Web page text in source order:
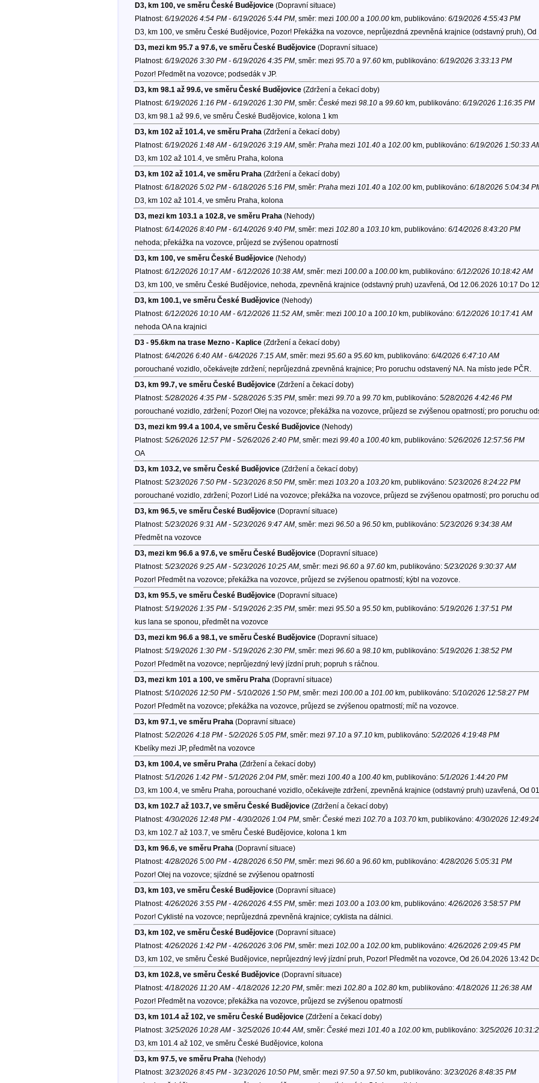
D3, km 100, ve směru České Budějovice(Dopravní situace)
Platnost: 6/19/2026 4:54 PM - 6/19/2026 5:44 PM, směr: mezi 100.00a 100.00km, publikováno: 6/19/2026 4:55:43 PM
D3, km 100, ve směru České Budějovice, Pozor! Překážka na vozovce, neprůjezdná zpevněná krajnice (odstavný pruh),
D3, mezi km 95.7 a 97.6, ve směru České Budějovice(Dopravní situace)
Platnost: 6/19/2026 3:30 PM - 6/19/2026 4:35 PM, směr: mezi 95.70a 97.60km, publikováno: 6/19/2026 3:33:13 PM
Pozor! Předmět na vozovce; podsedák v JP.
D3, km 98.1 až 99.6, ve směru České Budějovice(Zdržení a čekací doby)
Platnost: 6/19/2026 1:16 PM - 6/19/2026 1:30 PM, směr: Českémezi 98.10a 99.60km, publikováno: 6/19/2026 1:16:35 PM
D3, km 98.1 až 99.6, ve směru České Budějovice, kolona 1 km
D3, km 102 až 101.4, ve směru Praha (Zdržení a čekací doby)
Platnost: 6/19/2026 1:48 AM - 6/19/2026 3:19 AM, směr: Praha mezi 101.40a 102.00km, publikováno: 6/19/2026 1:50:33
D3, km 102 až 101.4, ve směru Praha, kolona
D3, km 102 až 101.4, ve směru Praha (Zdržení a čekací doby)
Platnost: 6/18/2026 5:02 PM - 6/18/2026 5:16 PM, směr: Praha mezi 101.40a 102.00km, publikováno: 6/18/2026 5:04:34
D3, km 102 až 101.4, ve směru Praha, kolona
D3, mezi km 103.1 a 102.8, ve směru Praha (Nehody)
Platnost: 6/14/2026 8:40 PM - 6/14/2026 9:40 PM, směr: mezi 102.80a 103.10km, publikováno: 6/14/2026 8:43:20 PM
nehoda; překážka na vozovce, průjezd se zvýšenou opatrností
D3, km 100, ve směru České Budějovice(Nehody)
Platnost: 6/12/2026 10:17 AM - 6/12/2026 10:38 AM, směr: mezi 100.00a 100.00km, publikováno: 6/12/2026 10:18:42 AM
D3, km 100, ve směru České Budějovice, nehoda, zpevněná krajnice (odstavný pruh) uzavřená, Od 12.06.2026 10:17 Do
D3, km 100.1, ve směru České Budějovice(Nehody)
Platnost: 6/12/2026 10:10 AM - 6/12/2026 11:52 AM, směr: mezi 100.10a 100.10km, publikováno: 6/12/2026 10:17:41 AM
nehoda OA na krajnici
D3 - 95.6km na trase Mezno - Kaplice(Zdržení a čekací doby)
Platnost: 6/4/2026 6:40 AM - 6/4/2026 7:15 AM, směr: mezi 95.60a 95.60km, publikováno: 6/4/2026 6:47:10 AM
porouchané vozidlo, očekávejte zdržení; neprůjezdná zpevněná krajnice; Pro poruchu odstavený NA. Na místo jede PČR.
D3, km 99.7, ve směru České Budějovice(Zdržení a čekací doby)
Platnost: 5/28/2026 4:35 PM - 5/28/2026 5:35 PM, směr: mezi 99.70a 99.70km, publikováno: 5/28/2026 4:42:46 PM
porouchané vozidlo, zdržení; Pozor! Olej na vozovce; překážka na vozovce, průjezd se zvýšenou opatrností; pro poruchu
D3, mezi km 99.4 a 100.4, ve směru České Budějovice(Nehody)
Platnost: 5/26/2026 12:57 PM - 5/26/2026 2:40 PM, směr: mezi 99.40a 100.40km, publikováno: 5/26/2026 12:57:56 PM
OA
D3, km 103.2, ve směru České Budějovice(Zdržení a čekací doby)
Platnost: 5/23/2026 7:50 PM - 5/23/2026 8:50 PM, směr: mezi 103.20a 103.20km, publikováno: 5/23/2026 8:24:22 PM
porouchané vozidlo, zdržení; Pozor! Lidé na vozovce; překážka na vozovce, průjezd se zvýšenou opatrností; pro poruchu
D3, km 96.5, ve směru České Budějovice(Dopravní situace)
Platnost: 5/23/2026 9:31 AM - 5/23/2026 9:47 AM, směr: mezi 96.50a 96.50km, publikováno: 5/23/2026 9:34:38 AM
Předmět na vozovce
D3, mezi km 96.6 a 97.6, ve směru České Budějovice(Dopravní situace)
Platnost: 5/23/2026 9:25 AM - 5/23/2026 10:25 AM, směr: mezi 96.60a 97.60km, publikováno: 5/23/2026 9:30:37 AM
Pozor! Předmět na vozovce; překážka na vozovce, průjezd se zvýšenou opatrností; kýbl na vozovce.
D3, km 95.5, ve směru České Budějovice(Dopravní situace)
Platnost: 5/19/2026 1:35 PM - 5/19/2026 2:35 PM, směr: mezi 95.50a 95.50km, publikováno: 5/19/2026 1:37:51 PM
kus lana se sponou, předmět na vozovce
D3, mezi km 96.6 a 98.1, ve směru České Budějovice(Dopravní situace)
Platnost: 5/19/2026 1:30 PM - 5/19/2026 2:30 PM, směr: mezi 96.60a 98.10km, publikováno: 5/19/2026 1:38:52 PM
Pozor! Předmět na vozovce; neprůjezdný levý jízdní pruh; popruh s ráčnou.
D3, mezi km 101 a 100, ve směru Praha (Dopravní situace)
Platnost: 5/10/2026 12:50 PM - 5/10/2026 1:50 PM, směr: mezi 100.00a 101.00km, publikováno: 5/10/2026 12:58:27 PM
Pozor! Předmět na vozovce; překážka na vozovce, průjezd se zvýšenou opatrností; míč na vozovce.
D3, km 97.1, ve směru Praha (Dopravní situace)
Platnost: 5/2/2026 4:18 PM - 5/2/2026 5:05 PM, směr: mezi 97.10a 97.10km, publikováno: 5/2/2026 4:19:48 PM
Kbelíky mezi JP, předmět na vozovce
D3, km 100.4, ve směru Praha (Zdržení a čekací doby)
Platnost: 5/1/2026 1:42 PM - 5/1/2026 2:04 PM, směr: mezi 100.40a 100.40km, publikováno: 5/1/2026 1:44:20 PM
D3, km 100.4, ve směru Praha, porouchané vozidlo, očekávejte zdržení, zpevněná krajnice (odstavný pruh) uzavřená, Od
D3, km 102.7 až 103.7, ve směru České Budějovice(Zdržení a čekací doby)
Platnost: 4/30/2026 12:48 PM - 4/30/2026 1:04 PM, směr: Českémezi 102.70a 103.70km, publikováno: 4/30/2026
D3, km 102.7 až 103.7, ve směru České Budějovice, kolona 1 km
D3, km 96.6, ve směru Praha (Dopravní situace)
Platnost: 4/28/2026 5:00 PM - 4/28/2026 6:50 PM, směr: mezi 96.60a 96.60km, publikováno: 4/28/2026 5:05:31 PM
Pozor! Olej na vozovce; sjízdné se zvýšenou opatrností
D3, km 103, ve směru České Budějovice(Dopravní situace)
Platnost: 4/26/2026 3:55 PM - 4/26/2026 4:55 PM, směr: mezi 103.00a 103.00km, publikováno: 4/26/2026 3:58:57 PM
Pozor! Cyklisté na vozovce; neprůjezdná zpevněná krajnice; cyklista na dálnici.
D3, km 102, ve směru České Budějovice(Dopravní situace)
Platnost: 4/26/2026 1:42 PM - 4/26/2026 3:06 PM, směr: mezi 102.00a 102.00km, publikováno: 4/26/2026 2:09:45 PM
D3, km 102, ve směru České Budějovice, neprůjezdný levý jízdní pruh, Pozor! Předmět na vozovce, Od 26.04.2026 13:42
D3, km 102.8, ve směru České Budějovice(Dopravní situace)
Platnost: 4/18/2026 11:20 AM - 4/18/2026 12:20 PM, směr: mezi 102.80a 102.80km, publikováno: 4/18/2026 11:26:38 AM
Pozor! Předmět na vozovce; překážka na vozovce, průjezd se zvýšenou opatrností
D3, km 101.4 až 102, ve směru České Budějovice(Zdržení a čekací doby)
Platnost: 3/25/2026 10:28 AM - 3/25/2026 10:44 AM, směr: Českémezi 101.40a 102.00km, publikováno: 3/25/2026
D3, km 101.4 až 102, ve směru České Budějovice, kolona
D3, km 97.5, ve směru Praha (Nehody)
Platnost: 3/23/2026 8:45 PM - 3/23/2026 10:50 PM, směr: mezi 97.50a 97.50km, publikováno: 3/23/2026 8:48:35 PM